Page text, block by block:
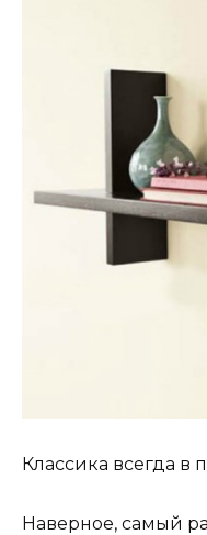
Классика всегда в
Наверное, самый